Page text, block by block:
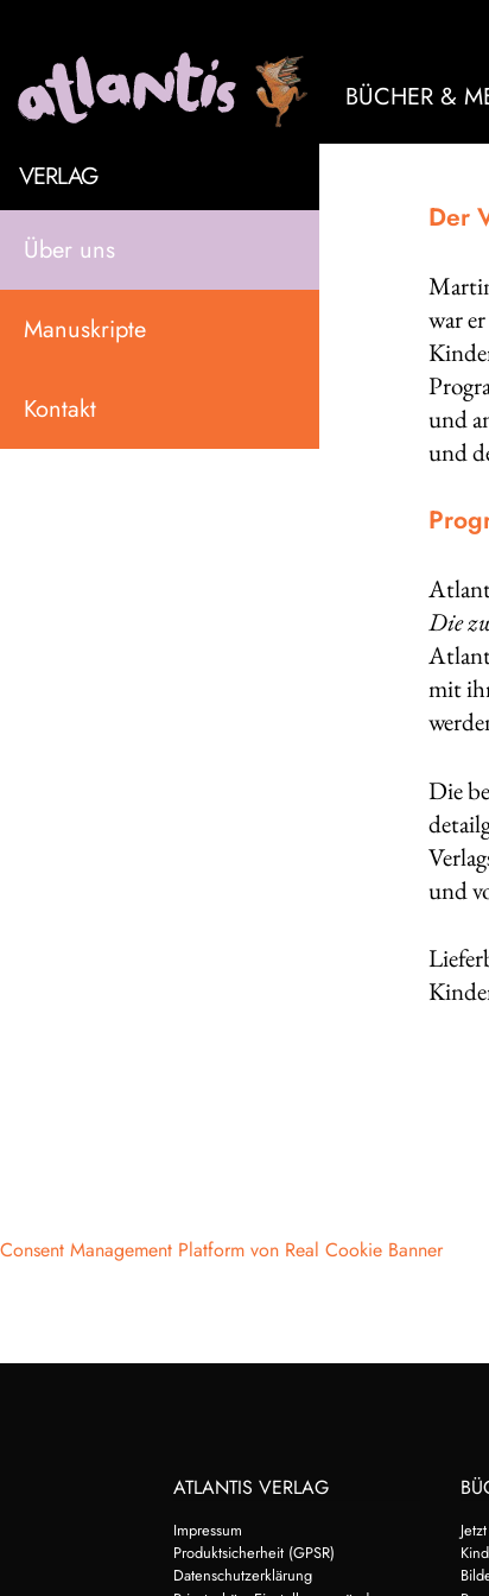
BÜCHER &
VERLAG
Über uns
Manuskripte
Kontakt
Der
war
und
und
Die
mit
Die
und
ATLANTIS VERLAG
Impressum
Produktsicherheit (GPSR)
Datenschutzerklärung
Consent Management Platform von Real Cookie Banner